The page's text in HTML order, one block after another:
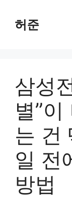
content
허준
삼성
별”
는 건
일 전
방법